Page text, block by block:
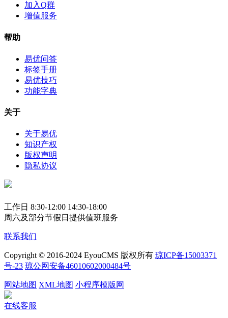
加入Q群
增值服务
帮助
易优问答
标签手册
易优技巧
功能字典
关于
关于易优
知识产权
版权声明
隐私协议
工作日 8:30-12:00 14:30-18:00
周六及部分节假日提供值班服务
联系我们
Copyright © 2016-2024 EyouCMS 版权所有 琼ICP备15003371
号-23 琼公网安备46010602000484号
网站地图 XML地图 小程序模版网
在线客服